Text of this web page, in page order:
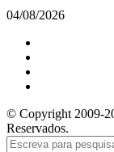
04/08/2026
© Copyright 2009-
Reservados.